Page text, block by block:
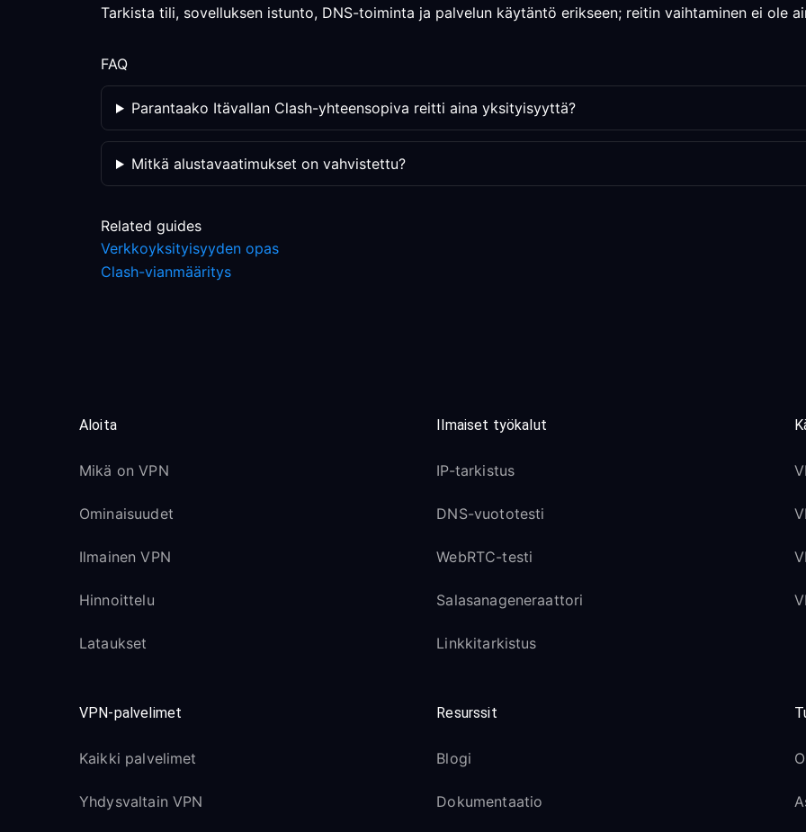
Tarkista tili, sovelluksen istunto, DNS-toiminta ja palvelun käytäntö erikseen; reitin vaihtaminen ei ole
FAQ
Parantaako Itävallan Clash-yhteensopiva reitti aina yksityisyyttä?
Mitkä alustavaatimukset on vahvistettu?
Related guides
Verkkoyksityisyyden opas
Clash-vianmääritys
Aloita
Mikä on VPN
Ominaisuudet
Ilmainen VPN
Hinnoittelu
Lataukset
Ilmaiset työkalut
IP-tarkistus
DNS-vuototesti
WebRTC-testi
Salasanageneraattori
Linkkitarkistus
VPN-palvelimet
Kaikki palvelimet
Yhdysvaltain VPN
Resurssit
Blogi
Dokumentaatio